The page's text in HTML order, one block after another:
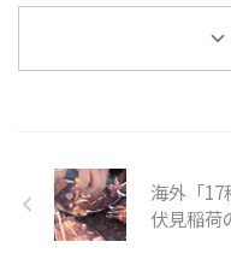
錬道場にて、当代・月山貞利
金（鋼、はがね）の2種類の材
を使って作ります。現在の料
冶、刃付、柄づくりなど分業に
る、伝統的な製法によって生
れています。 日本刀や鉄砲、
のタバコ包丁の製造で品質の高
海外「17
伏見稲荷